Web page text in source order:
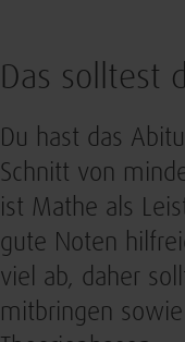
Das solltest
Du hast das
Schnitt von
ist Mathe als
gute Noten
viel ab, daher
mitbringen